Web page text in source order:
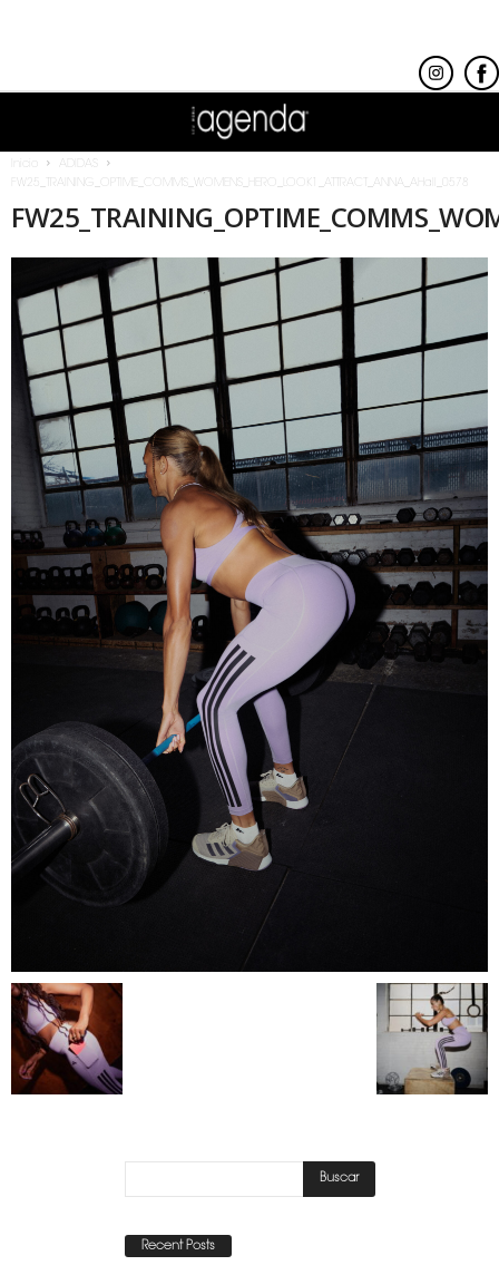
ADIDAS
FW25_TRAINING_OPTIME_COMMS_WOMENS_HERO_LOOK1_ATTRACT_ANNA_AHall_0578
Recent Posts